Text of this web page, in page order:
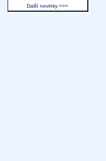
Další novinky >>>